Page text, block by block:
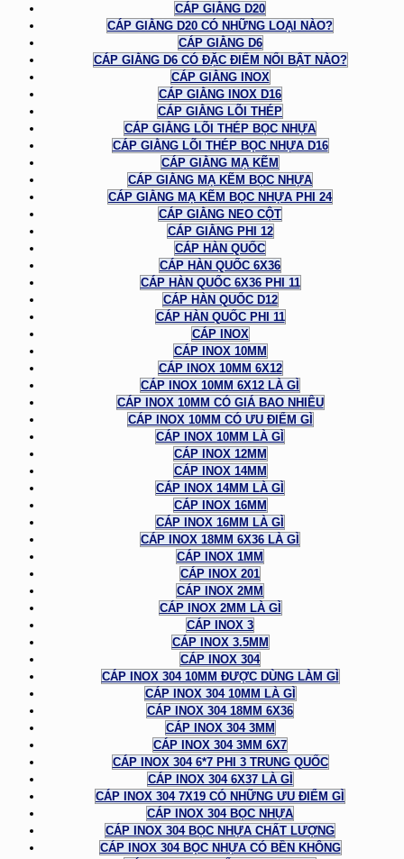
CÁP GIẰNG D20
CÁP GIẰNG D20 CÓ NHỮNG LOẠI NÀO?
CÁP GIẰNG D6
CÁP GIẰNG D6 CÓ ĐẶC ĐIỂM NỔI BẬT NÀO?
CÁP GIẰNG INOX
CÁP GIẰNG INOX D16
CÁP GIẰNG LÕI THÉP
CÁP GIẰNG LÕI THÉP BỌC NHỰA
CÁP GIẰNG LÕI THÉP BỌC NHỰA D16
CÁP GIẰNG MẠ KẼM
CÁP GIẰNG MẠ KẼM BỌC NHỰA
CÁP GIẰNG MẠ KẼM BỌC NHỰA PHI 24
CÁP GIẰNG NEO CỘT
CÁP GIẰNG PHI 12
CÁP HÀN QUỐC
CÁP HÀN QUỐC 6X36
CÁP HÀN QUỐC 6X36 PHI 11
CÁP HÀN QUỐC D12
CÁP HÀN QUỐC PHI 11
CÁP INOX
CÁP INOX 10MM
CÁP INOX 10MM 6X12
CÁP INOX 10MM 6X12 LÀ GÌ
CÁP INOX 10MM CÓ GIÁ BAO NHIÊU
CÁP INOX 10MM CÓ ƯU ĐIỂM GÌ
CÁP INOX 10MM LÀ GÌ
CÁP INOX 12MM
CÁP INOX 14MM
CÁP INOX 14MM LÀ GÌ
CÁP INOX 16MM
CÁP INOX 16MM LÀ GÌ
CÁP INOX 18MM 6X36 LÀ GÌ
CÁP INOX 1MM
CÁP INOX 201
CÁP INOX 2MM
CÁP INOX 2MM LÀ GÌ
CÁP INOX 3
CÁP INOX 3.5MM
CÁP INOX 304
CÁP INOX 304 10MM ĐƯỢC DÙNG LÀM GÌ
CÁP INOX 304 10MM LÀ GÌ
CÁP INOX 304 18MM 6X36
CÁP INOX 304 3MM
CÁP INOX 304 3MM 6X7
CÁP INOX 304 6*7 PHI 3 TRUNG QUỐC
CÁP INOX 304 6X37 LÀ GÌ
CÁP INOX 304 7X19 CÓ NHỮNG ƯU ĐIỂM GÌ
CÁP INOX 304 BỌC NHỰA
CÁP INOX 304 BỌC NHỰA CHẤT LƯỢNG
CÁP INOX 304 BỌC NHỰA CÓ BỀN KHÔNG